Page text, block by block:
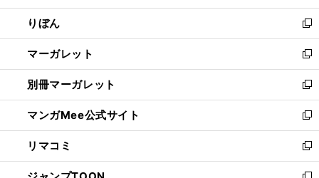
開
く
ウ
で
開
く
ン
ド
ウ
で
開
く
ウ
ィ
ン
ド
ウ
で
開
く
りぼん
新
し
い
ウ
ィ
ン
ド
ウ
で
開
マーガレット
新
し
い
ウ
ィ
ン
ド
ウ
別冊マーガレット
新
し
い
ウ
ィ
ン
マンガMee公式サイト
新
し
い
ウ
リマコミ
新
し